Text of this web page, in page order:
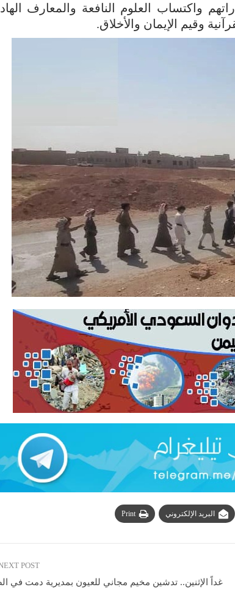
واكتساب العلوم النافعة والمعارف
وقيم الإيمان والأخلاق.
البريد الإلكتروني Print
POST
غداً الإثنين.. تدشين مخيم مجاني للعيون بمديرية دمت في